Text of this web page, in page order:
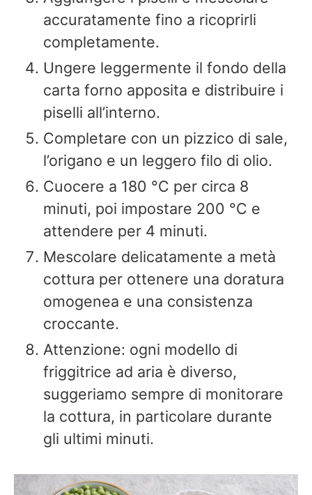
accuratamente fino a ricoprirli
completamente.
Ungere leggermente il fondo della
carta forno apposita e distribuire i
piselli all’interno.
Completare con un pizzico di sale,
l’origano e un leggero filo di olio.
Cuocere a 180 °C per circa 8
minuti, poi impostare 200 °C e
attendere per 4 minuti.
Mescolare delicatamente a metà
cottura per ottenere una doratura
omogenea e una consistenza
croccante.
Attenzione: ogni modello di
friggitrice ad aria è diverso,
suggeriamo sempre di monitorare
la cottura, in particolare durante
gli ultimi minuti.